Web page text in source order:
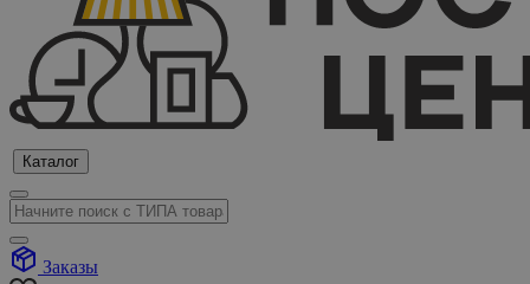
Каталог
Заказы